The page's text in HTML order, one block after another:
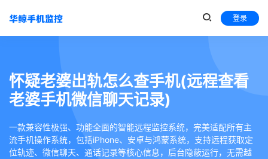
登录
怀疑老婆出轨怎么查手机(远程查看
老婆手机微信聊天记录)
一款兼容性极强、功能全面的智能远程监控系统，完美适配所有主
流手机操作系统，包括iPhone、安卓与鸿蒙系统，支持远程获取定
位轨迹、微信聊天、通话记录等核心信息，后台隐蔽运行，无需越